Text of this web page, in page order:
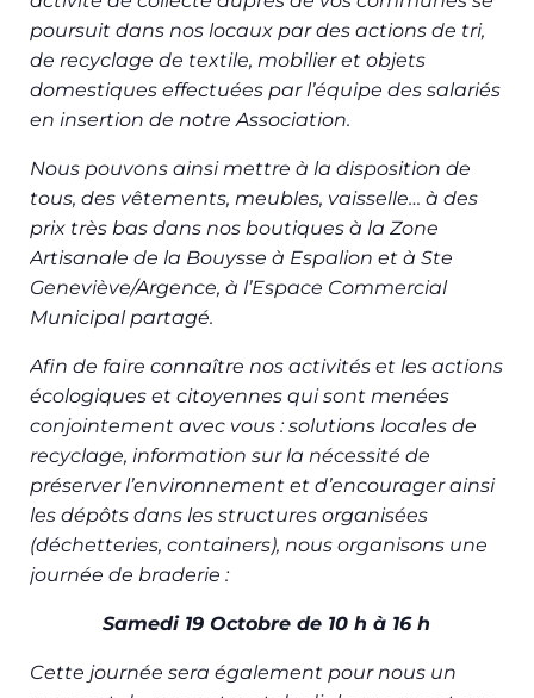
poursuit dans nos locaux par des actions de tri,
de recyclage de textile, mobilier et objets
domestiques effectuées par l’équipe des salariés
en insertion de notre Association.
Nous pouvons ainsi mettre à la disposition de
tous, des vêtements, meubles, vaisselle… à des
prix très bas dans nos boutiques à la Zone
Artisanale de la Bouysse à Espalion et à Ste
Geneviève/Argence, à l’Espace Commercial
Municipal partagé.
Afin de faire connaître nos activités et les actions
écologiques et citoyennes qui sont menées
conjointement avec vous : solutions locales de
recyclage, information sur la nécessité de
préserver l’environnement et d’encourager ainsi
les dépôts dans les structures organisées
(déchetteries, containers), nous organisons une
journée de braderie :
Samedi 19 Octobre de 10 h à 16 h
Cette journée sera également pour nous un